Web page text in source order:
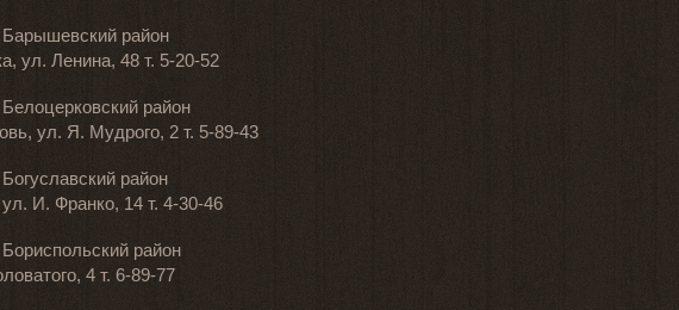
район
ул. Ленина, 48 т. 5-20-52
район
ул. Я. Мудрого, 2 т. 5-89-43
район
ул. И. Франко, 14 т. 4-30-46
район
4 т. 6-89-77